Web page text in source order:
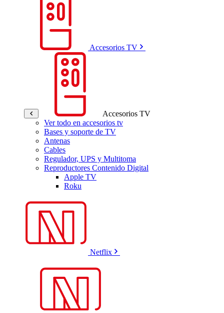
Accesorios TV
Accesorios TV
Ver todo en accesorios tv
Bases y soporte de TV
Antenas
Cables
Regulador, UPS y Multitoma
Reproductores Contenido Digital
Apple TV
Roku
Netflix